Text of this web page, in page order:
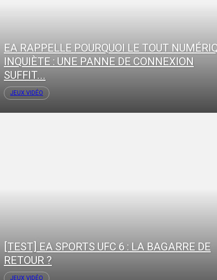
EA RAPPELLE POURQUOI LE TOUT
INQUIÈTE : UNE PANNE DE CONNEXION
SUFFIT...
JEUX VIDÉO
[TEST] EA SPORTS UFC 6 : LA BAGARRE DE
RETOUR ?
JEUX VIDÉO